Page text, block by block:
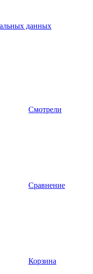
данных
Смотрели
Сравнение
Корзина